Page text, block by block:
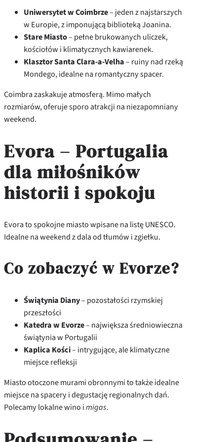
Uniwersytet w Coimbrze– jeden z najstarszych
w Europie, z imponującą biblioteką Joanina.
Stare Miasto– pełne brukowanych uliczek,
kościołów i klimatycznych kawiarenek.
Klasztor Santa Clara-a-Velha– ruiny nad rzeką
Mondego, idealne na romantyczny spacer.
Coimbra zaskakuje atmosferą. Mimo małych
rozmiarów, oferuje sporo atrakcji na niezapomniany
weekend.
Evora – Portugalia
dla miłośników
historii i spokoju
Evora to spokojne miasto wpisane na listę UNESCO.
Idealne na weekend z dala od tłumów i zgiełku.
Co zobaczyć w Evorze?
Świątynia Diany– pozostałości rzymskiej
przeszłości
Katedra w Evorze– największa średniowieczna
świątynia w Portugalii
Kaplica Kości– intrygujące, ale klimatyczne
miejsce refleksji
Miasto otoczone murami obronnymi to także idealne
miejsce na spacery i degustację regionalnych dań.
Polecamy lokalne wino imigas.